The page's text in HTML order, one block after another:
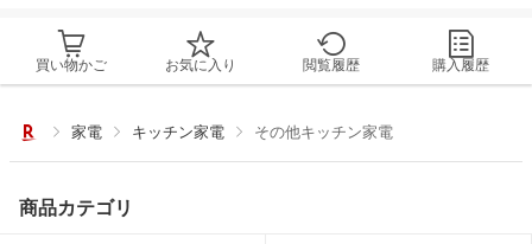
買い物かご お気に入り 閲覧履歴 購入履歴
家電 キッチン家電 その他キッチン家電
商品カテゴリ